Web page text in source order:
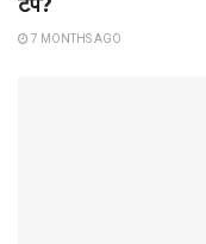
7 MONTHS AGO